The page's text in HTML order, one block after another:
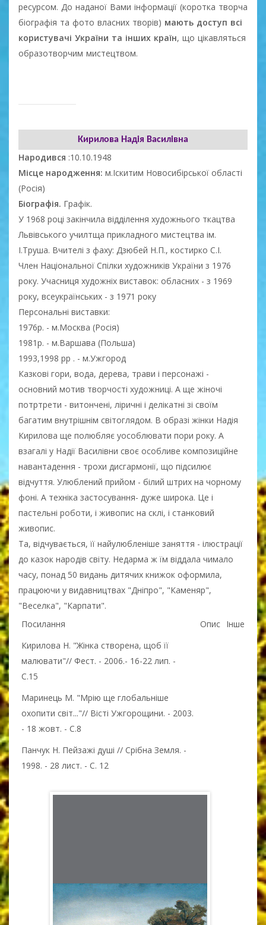
ресурсом. До наданої Вами інформації (коротка творча
біографія та фото власних творів) мають доступ всі
користувачі України та інших країн, що цікавляться
образотворчим мистецтвом.
Кирилова Надія Василівна
Народився :10.10.1948
Місце народження: м.Іскитим Новосибірської області
(Росія)
Біографія. Графік.
У 1968 році закінчила відділення художнього ткацтва
Львівського училтща прикладного мистецтва ім.
І.Труша. Вчителі з фаху: Дзюбей Н.П., костирко С.І.
Член Національної Спілки художників України з 1976
року. Учасниця художніх виставок: обласних - з 1969
року, всеукраїнських - з 1971 року
Персональні виставки:
1976р. - м.Москва (Росія)
1981р. - м.Варшава (Польша)
1993,1998 рр . - м.Ужгород
Казкові гори, вода, дерева, трави і персонажі -
основний мотив творчості художниці. А ще жіночі
потртрети - витончені, ліричні і делікатні зі своїм
багатим внутрішнім світоглядом. В образі жінки Надія
Кирилова ще полюбляє уособлювати пори року. А
взагалі у Надії Василівни своє особливе композиційне
навантадення - трохи дисгармонії, що підсилює
відчуття. Улюблений прийом - білий штрих на чорному
фоні. А техніка застосування- дуже широка. Це і
пастельні роботи, і живопис на склі, і станковий
живопис.
Та, відчувається, її найулюбленіше заняття - ілюстрації
до казок народів світу. Недарма ж їм віддала чимало
часу, понад 50 видань дитячих книжок оформила,
працюючи у видавництвах "Дніпро", "Каменяр",
"Веселка", "Карпати".
Посилання
Опис Інше
Кирилова Н. "Жінка створена, щоб її
малювати"// Фест. - 2006.- 16-22 лип. -
С.15
Маринець М. "Мрію ще глобальніше
охопити світ..."// Вісті Ужгорощини. - 2003.
- 18 жовт. - С.8
Панчук Н. Пейзажі душі // Срібна Земля. -
1998. - 28 лист. - С. 12